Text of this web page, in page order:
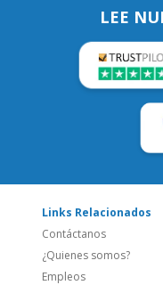
LEE
Links Relacionados
Contáctanos
¿Quienes somos?